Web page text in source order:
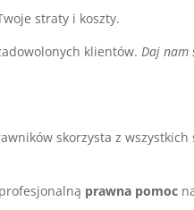
straty i koszty.
klientów. Daj nam
skorzysta z
prawna pomoc